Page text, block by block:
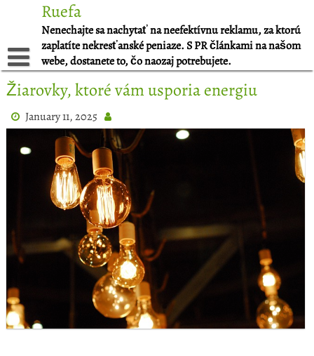
Ruefa
Nenechajte sa nachytať na neefektívnu reklamu, za ktorú
zaplatíte nekresťanské peniaze. S PR článkami na našom
webe, dostanete to, čo naozaj potrebujete.
Žiarovky, ktoré vám usporia energiu
January 11, 2025